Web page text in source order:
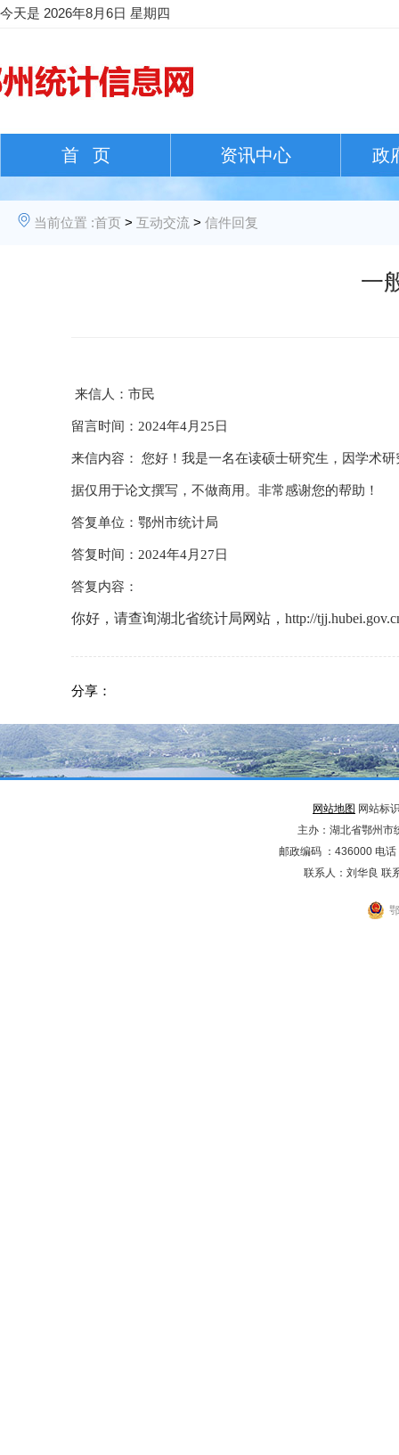
今天是 2026年8月6日 星期四
首 页 资讯中心 政
当前位置 :首页 > 互动交流 > 信件回复
一
来信人：市民
留言时间：2024年4月25日
来信内容： 您好！我是一名在读硕士研究生，因学术
据仅用于论文撰写，不做商用。非常感谢您的帮助！
答复单位：鄂州市统计局
答复时间：2024年4月27日
答复内容：
你好，请查询湖北省统计局网站， http://
分享：
网站地图 网站标
主办：湖北省鄂州
邮政编码 ：436000 电
联系人：刘华良 联